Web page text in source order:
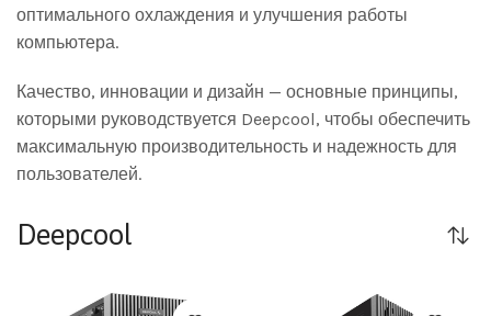
оптимального охлаждения и улучшения работы
компьютера.
Качество, инновации и дизайн — основные принципы,
которыми руководствуется Deepcool, чтобы обеспечить
максимальную производительность и надежность для
пользователей.
Deepcool